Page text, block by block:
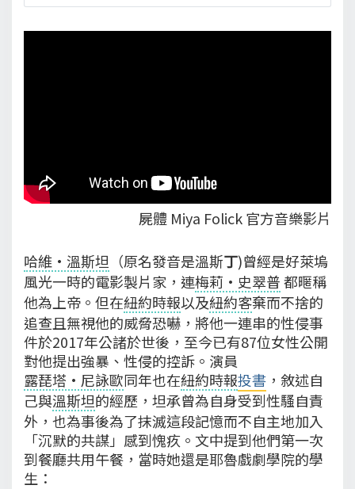
屍體 Miya Folick 官方音樂影片
哈維·溫斯坦 （原名發音是溫斯丁)曾經是好萊塢
風光一時的電影製片家，連梅莉·史翠普都暱稱
他為上帝。但在紐約時報以及紐約客棄而不捨的
追查且無視他的威脅恐嚇，將他一連串的性侵事
件於2017年公諸於世後，至今已有87位女性公開
對他提出強暴、性侵的控訴。演員
露琵塔·尼詠歐同年也在紐約時報投書 ，敘述自
己與溫斯坦的經歷，坦承曾為自身受到性騷自責
外，也為事後為了抹滅這段記憶而不自主地加入
「沉默的共謀」感到愧疚。文中提到他們第一次
到餐廳共用午餐，當時她還是耶魯戲劇學院的學
生：